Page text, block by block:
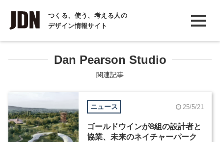
つくる、使う、考える人の
デザイン情報サイト
INTERVIEW
インタビュー
REPORT
COLUMN
コラム
Dan Pearson Studio
関連記事
ニュース 25/5/21
ゴールドウインが8組の設計者と
協業、未来のネイチャーパーク